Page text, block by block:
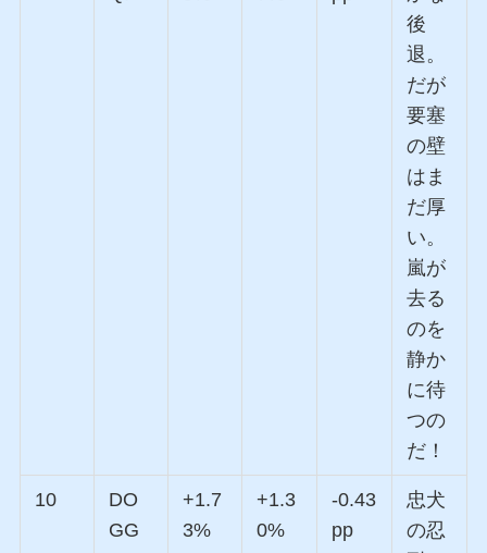
後
退。
だが
要塞
の壁
はま
だ厚
い。
嵐が
去る
のを
静か
に待
つの
だ！
10
DO
GG
+1.7
3%
+1.3
0%
-0.43
pp
忠犬
の忍